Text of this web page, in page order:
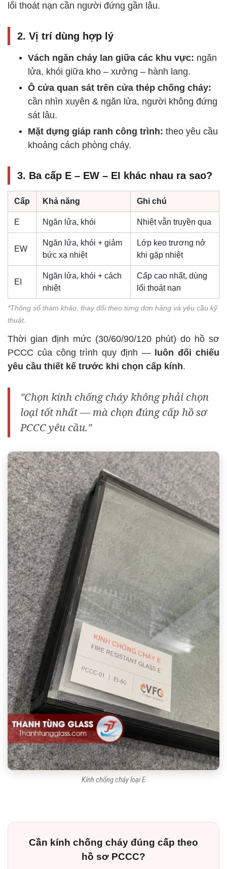
lối thoát nạn cần người đứng gần lâu.
2. Vị trí dùng hợp lý
Vách ngăn cháy lan giữa các khu vực: ngăn
lửa, khói giữa kho – xưởng – hành lang.
Ô cửa quan sát trên cửa thép chống cháy:
cần nhìn xuyên & ngăn lửa, người không đứng
sát lâu.
Mặt dựng giáp ranh công trình: theo yêu cầu
khoảng cách phòng cháy.
3. Ba cấp E – EW – EI khác nhau ra sao?
Cấp Khả năng Ghi chú
E Ngăn lửa, khói Nhiệt vẫn truyền qua
EW
Ngăn lửa, khói + giảm
bức xạ nhiệt
Lớp keo trương nở
khi gặp nhiệt
EI
Ngăn lửa, khói + cách
nhiệt
Cấp cao nhất, dùng
lối thoát nạn
*Thông số tham khảo, thay đổi theo từng đơn hàng và yêu cầu kỹ
thuật.
Thời gian định mức (30/60/90/120 phút) do hồ sơ
PCCC của công trình quy định —
luôn đối chiếu
yêu cầu thiết kế trước khi chọn cấp kính.
"Chọn kính chống cháy không phải chọn
loại tốt nhất — mà chọn đúng cấp hồ sơ
PCCC yêu cầu."
Kính chống cháy loại E
Cần kính chống cháy đúng cấp theo
hồ sơ PCCC?